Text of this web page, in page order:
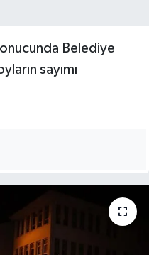
Belediye
sayımı